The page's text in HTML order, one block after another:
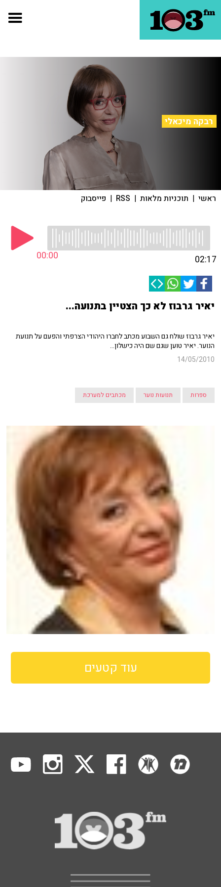
רבקה מיכאלי
ראשי | תוכניות מלאות |
RSS
| פייסבוק
00:00 02:17
יאיר גרבוז לא כך הצטיין בתנועה...
יאיר גרבוז שולח גם השבוע מכתב לחברו היהודי הצרפתי והפעם על תנועת
הנוער. יאיר טוען שגם שם היה כישלון...
14/05/2010
ספרות תנועות נוער מכתבים למערכת
עוד קטעים